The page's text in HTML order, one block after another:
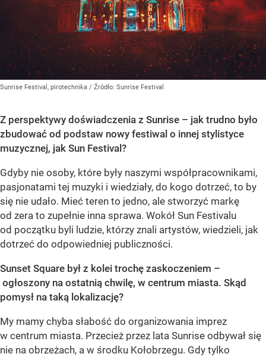
Sunrise Festival, pirotechnika / Źródło: Sunrise Festival
Z perspektywy doświadczenia z Sunrise – jak trudno było
zbudować od podstaw nowy festiwal o innej stylistyce
muzycznej, jak Sun Festival?
Gdyby nie osoby, które były naszymi współpracownikami,
pasjonatami tej muzyki i wiedziały, do kogo dotrzeć, to by
się nie udało. Mieć teren to jedno, ale stworzyć markę
od zera to zupełnie inna sprawa. Wokół Sun Festivalu
od początku byli ludzie, którzy znali artystów, wiedzieli, jak
dotrzeć do odpowiedniej publiczności.
Sunset Square był z kolei trochę zaskoczeniem –
ogłoszony na ostatnią chwilę, w centrum miasta. Skąd
pomysł na taką lokalizację?
My mamy chyba słabość do organizowania imprez
w centrum miasta. Przecież przez lata Sunrise odbywał się
nie na obrzeżach, a w środku Kołobrzegu. Gdy tylko